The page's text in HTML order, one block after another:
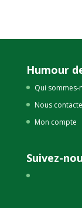
Humour
Qui sommes-
Nous
Mon compte
Suivez-